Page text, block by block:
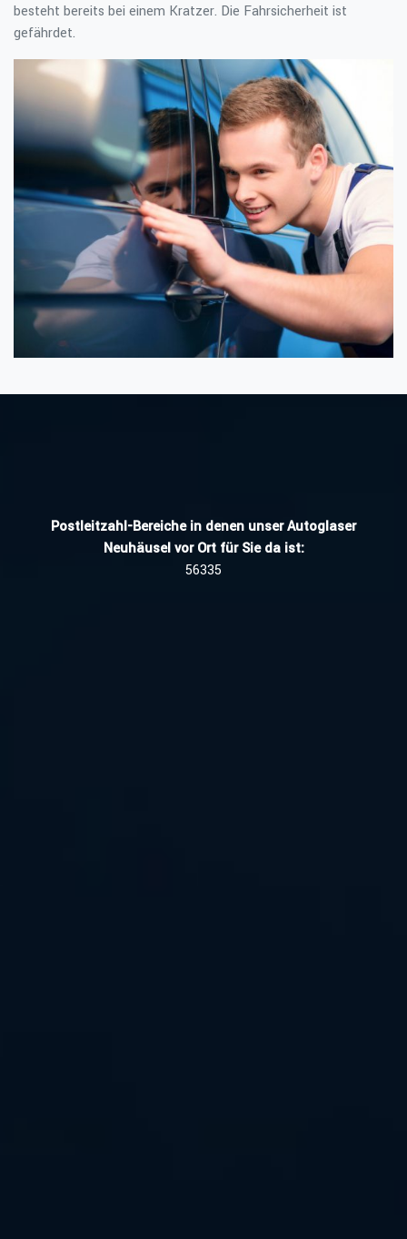
besteht bereits bei einem Kratzer. Die Fahrsicherheit ist
gefährdet.
Postleitzahl-Bereiche in denen unser Autoglaser
Neuhäusel vor Ort für Sie da ist:
56335